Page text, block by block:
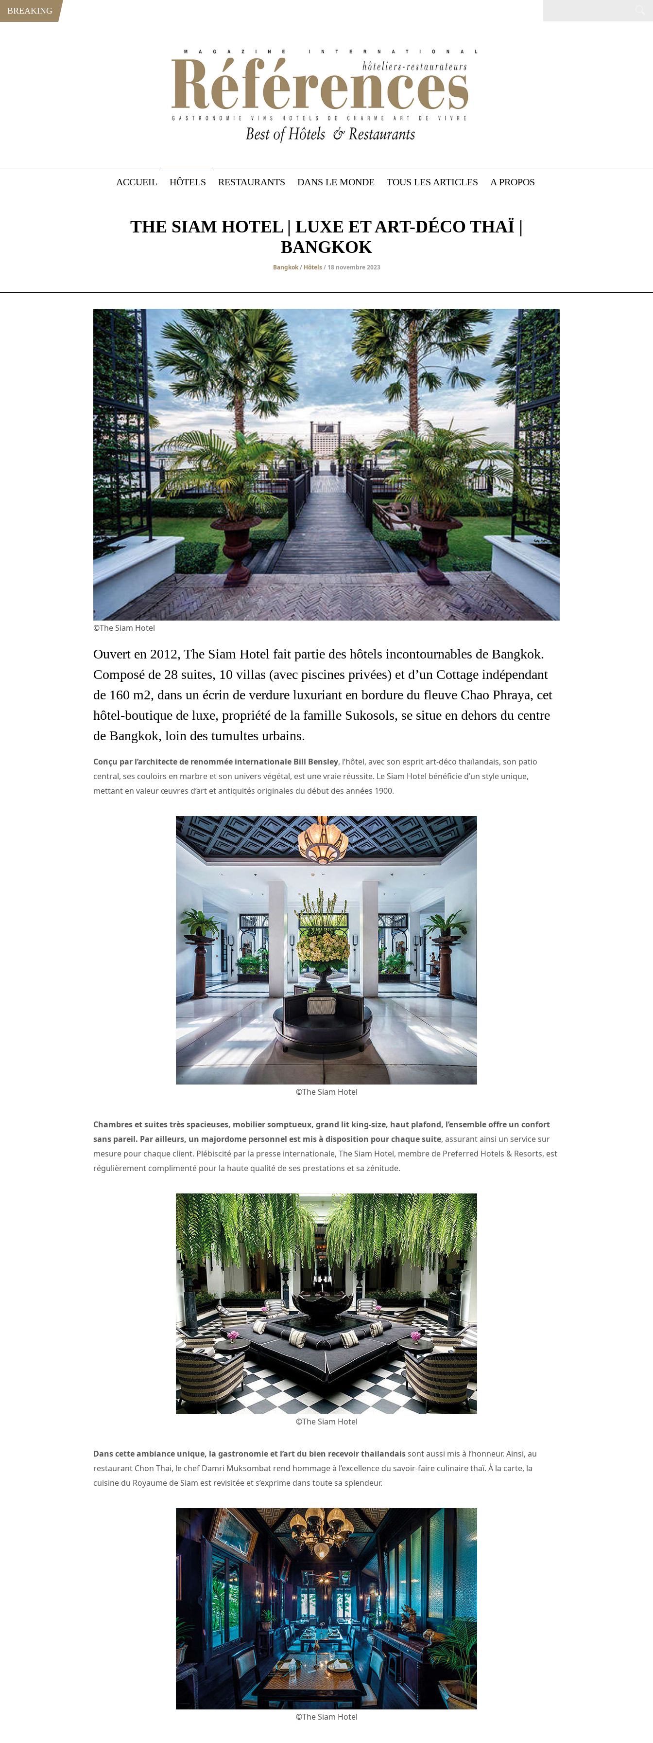
BREAKING
ACCUEIL HÔTELS RESTAURANTS DANS LE MONDE TOUS LES ARTICLES A PROPOS
THE SIAM HOTEL | LUXE ET ART-DÉCO THAÏ |
BANGKOK
Bangkok/ Hôtels/ 18 novembre 2023
©The Siam Hotel
Ouvert en 2012, The Siam Hotel fait partie des hôtels incontournables de Bangkok.
Composé de 28 suites, 10 villas (avec piscines privées) et d’un Cottage indépendant
de 160 m2, dans un écrin de verdure luxuriant en bordure du fleuve Chao Phraya, cet
hôtel-boutique de luxe, propriété de la famille Sukosols, se situe en dehors du centre
de Bangkok, loin des tumultes urbains.
Conçu par l’architecte de renommée internationale Bill Bensley, l’hôtel, avec son esprit art-déco thaïlandais, son patio
central, ses couloirs en marbre et son univers végétal, est une vraie réussite. Le Siam Hotel bénéficie d’un style unique,
mettant en valeur œuvres d’art et antiquités originales du début des années 1900.
©The Siam Hotel
Chambres et suites très spacieuses, mobilier somptueux, grand lit king-size, haut plafond, l’ensemble offre un confort
sans pareil. Par ailleurs, un majordome personnel est mis à disposition pour chaque suite, assurant ainsi un service sur
mesure pour chaque client. Plébiscité par la presse internationale, The Siam Hotel, membre de Preferred Hotels & Resorts, est
régulièrement complimenté pour la haute qualité de ses prestations et sa zénitude.
©The Siam Hotel
Dans cette ambiance unique, la gastronomie et l’art du bien recevoir thailandaissont aussi mis à l’honneur. Ainsi, au
restaurant Chon Thai, le chef Damri Muksombat rend hommage à l’excellence du savoir-faire culinaire thaï. À la carte, la
cuisine du Royaume de Siam est revisitée et s’exprime dans toute sa splendeur.
©The Siam Hotel